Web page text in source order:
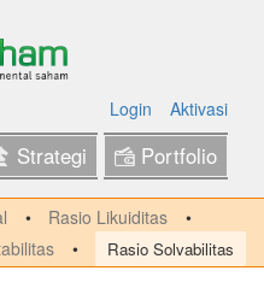
Login Aktivasi
Strategi Portfolio
Rasio Likuiditas
Rasio Solvabilitas